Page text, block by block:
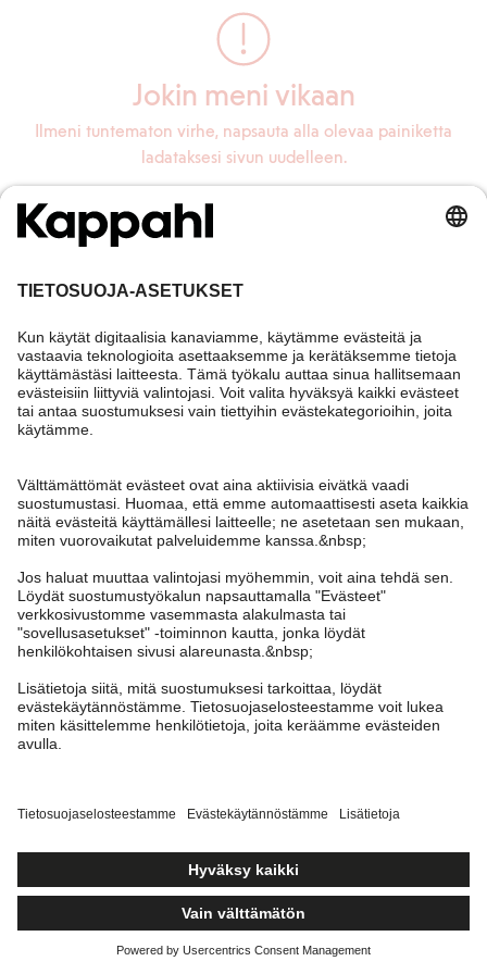
Jokin meni vikaan
Ilmeni tuntematon virhe, napsauta alla olevaa painiketta
ladataksesi sivun uudelleen.
Lataa sivu uudelleen